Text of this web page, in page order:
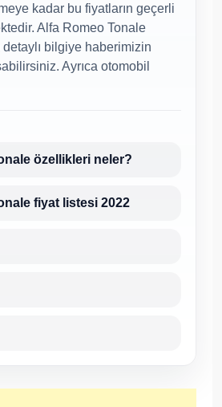
kadar bu fiyatların geçerli
Alfa Romeo Tonale
detaylı bilgiye haberimizin
Ayrıca otomobil
özellikleri neler?
fiyat listesi 2022